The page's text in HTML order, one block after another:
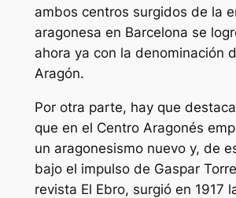
ambos centros surgidos de la
aragonesa en Barcelona se
ahora ya con la denominación
Aragón.
Por otra parte, hay que
que en el Centro Aragonés
un aragonesismo nuevo y, de
bajo el impulso de Gaspar
revista El Ebro, surgió en 1917